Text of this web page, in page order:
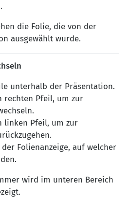
die Folie, die von der
ausgewählt wurde.
unterhalb der Präsentation.
rechten Pfeil, um zur
linken Pfeil, um zur
Folienanzeige, auf welcher
wird im unteren Bereich